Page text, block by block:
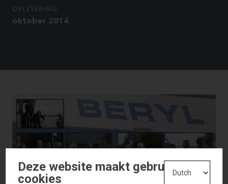
OPLEVERING
oktober 2014
Deze website maakt gebruik van
cookies